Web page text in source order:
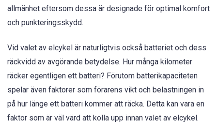
allmänhet eftersom dessa är designade för optimal komfort
och punkteringsskydd.
Vid valet av elcykel är naturligtvis också batteriet och dess
räckvidd av avgörande betydelse. Hur många kilometer
räcker egentligen ett batteri? Förutom batterikapaciteten
spelar även faktorer som förarens vikt och belastningen in
på hur länge ett batteri kommer att räcka. Detta kan vara en
faktor som är väl värd att kolla upp innan valet av elcykel.